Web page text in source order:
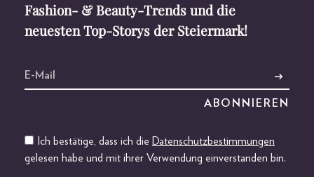
Fashion- & Beauty-Trends und die
neuesten Top-Storys der Steiermark!
Ich bestätige, dass ich die Datenschutzbestimmungen
gelesen habe und mit ihrer Verwendung einverstanden bin.